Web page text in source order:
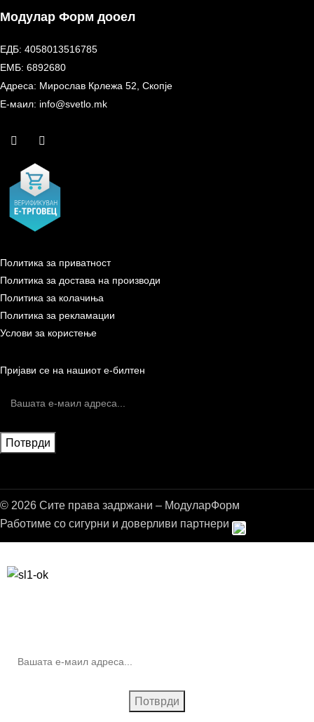
Модулар Форм дооел
ЕДБ: 4058013516785
ЕМБ: 6892680
Адреса: Мирослав Крлежа 52, Скопје
Е-маил: info@svetlo.mk
Политика за приватност
Политика за достава на производи
Политика за колачиња
Политика за рекламации
Услови за користење
Пријави се на нашиот е-билтен
© 2026 Сите права задржани – МодуларФорм
Работиме со сигурни и доверливи партнери